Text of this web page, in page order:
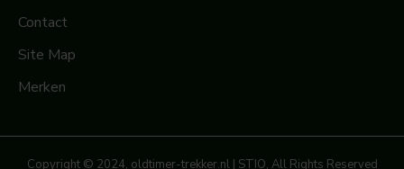
Contact
Site Map
Merken
Copyright © 2024, oldtimer-trekker.nl | STIO, All Rights Reserved